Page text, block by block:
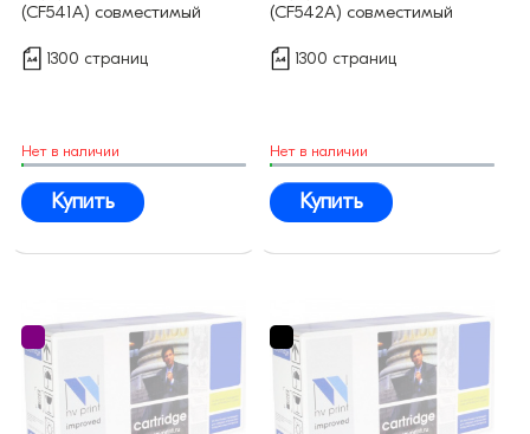
(CF541A) совместимый
1300 страниц
Нет в наличии
Купить
(CF542A) совместимый
1300 страниц
Нет в наличии
Купить